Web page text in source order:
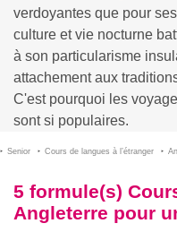
verdoyantes que pour
culture et vie nocturne
à son particularisme
attachement aux
C'est pourquoi les
sont si populaires.
Senior Cours de langues à l’étranger
5 formule(s)
Angleterre pour